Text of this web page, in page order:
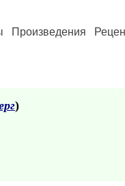
Произведения
)